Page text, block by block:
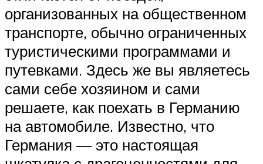
организованных на общественном
транспорте, обычно ограниченных
туристическими программами и
путевками. Здесь же вы являетесь
сами себе хозяином и сами
решаете, как поехать в Германию
на автомобиле. Известно, что
Германия — это настоящая